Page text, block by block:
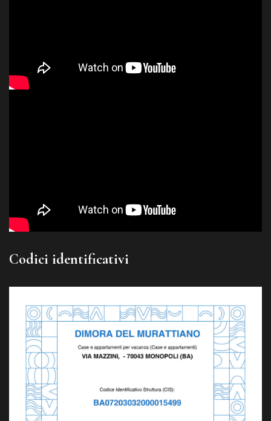
Codici identificativi